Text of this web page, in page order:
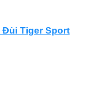
Đùi Tiger Sport